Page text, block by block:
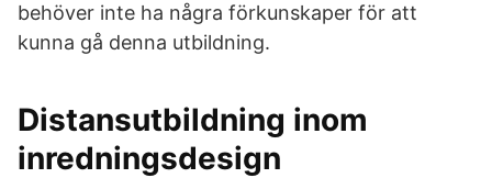
behöver inte ha några förkunskaper för att
kunna gå denna utbildning.
Distansutbildning inom
inredningsdesign